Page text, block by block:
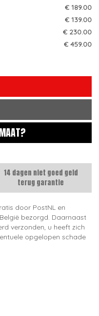
€ 189.00
€ 139.00
€ 230.00
€ 459.00
14 dagen niet goed geld
terug garantie
door PostNL en
bezorgd. Daarnaast
verzonden, u heeft zich
opgelopen schade